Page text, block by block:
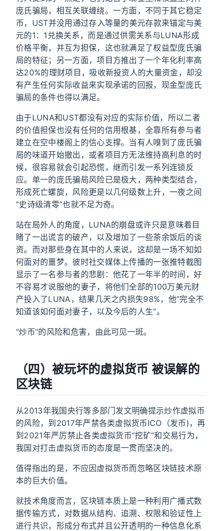
庞氏骗局，相互关联缠绕。一方面，不同于其它稳定
币，UST并没用通过存入等量的美元存款来锚定与美
元的1：1兑换关系，而是通过供需关系与LUNA形成
价格平衡，并互为担保，这也就满足了权益型庞氏骗
局的特征；另一方面，项目方推出了一个年化利率高
达20%的理财项目，吸收新投资人的大量资金，却没
有产生任何实际收益来实现承诺的回报，现金型庞氏
骗局的条件也得以满足。
由于LUNA和UST都没有对应的实际价值，所以二者
的价值担保也没有任何的信用根基，全靠所有参与者
建立在空中楼阁上的信心支撑。当有人嗅到了庞氏骗
局的味道开始撤出，或者项目方无法维持高利息的时
候，很容易就会引起恐慌，继而引发一系列连锁反
应。单一的庞氏骗局风险已是极大，两种类型结合，
形成死亡螺旋，风险更是以几何级数上升，一夜之间
“史诗级清零”也就不足为奇。
站在局外人的角度，LUNA的崩盘或许只是意味着目
睹了一出谎言的破产，以及增加了一些茶余饭后的谈
资。而对那些身在其中的人来说，这却是一场不知如
何面对的噩梦。彼时社交媒体上传播的一张推特截图
显示了一名参与者的悲剧：他花了一年半的时间，好
不容易才说服他的妻子，将他们全部的100万美元财
产投入了LUNA，结果几天之内损失98%，他“完全不
知道该如何面对妻子，以及今后的人生”。
“炒币”的风险和危害，由此可见一斑。
（四）被玩坏的虚拟货币 被误解的
区块链
从2013年我国央行等多部门发文明确提示炒作虚拟币
的风险，到2017年严禁各类虚拟货币ICO（发币)，再
到2021年严厉禁止各类虚拟货币“挖矿”和交易行为，
我国对打击虚拟货币的态度是一贯而坚决的。
值得指出的是，不应因虚拟货币而忽略区块链技术原
本的巨大价值。
就技术角度而言，区块链本质上是一种利用广播式数
据传输方式，对数据从结构、追溯、权限和验证性上
进行共识，形成分布式并且公开透明的一种信息化系